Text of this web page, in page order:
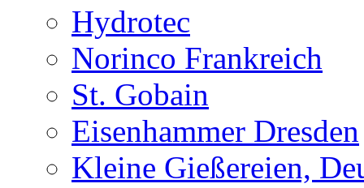
Hydrotec
Norinco Frankreich
St. Gobain
Eisenhammer Dresden
Kleine Gießereien,